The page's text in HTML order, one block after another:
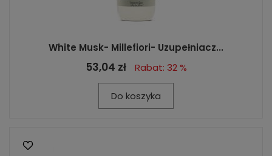
White Musk- Millefiori- Uzupełniacz...
53,04 zł Rabat: 32 %
Do koszyka